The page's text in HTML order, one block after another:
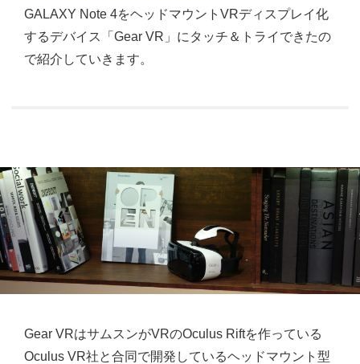
GALAXY Note 4をヘッドマウントVRディスプレイ化
するデバイス「Gear VR」にタッチ＆トライできたの
で紹介していきます。
Gear VRはサムスンがVRのOculus Riftを作っている
Oculus VR社と合同で開発しているヘッドマウント型